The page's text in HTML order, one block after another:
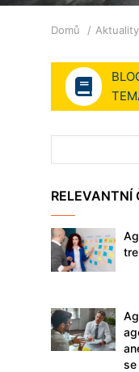
Drobečková
Domů Aktuality
RELEVANTNÍ
se